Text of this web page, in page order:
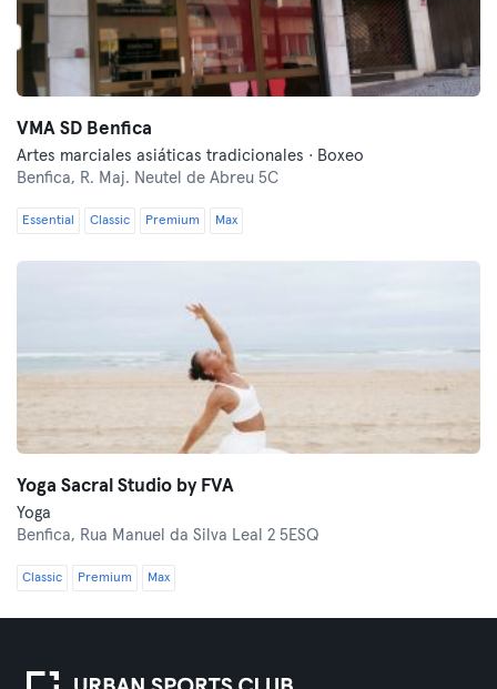
VMA SD Benfica
Artes marciales asiáticas tradicionales · Boxeo
Benfica, R. Maj. Neutel de Abreu 5C
Essential Classic Premium Max
Yoga Sacral Studio by FVA
Yoga
Benfica, Rua Manuel da Silva Leal 2 5ESQ
Classic Premium Max